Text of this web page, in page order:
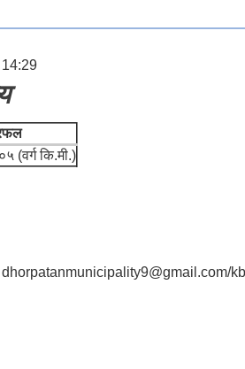
(वर्ग कि.मी.)